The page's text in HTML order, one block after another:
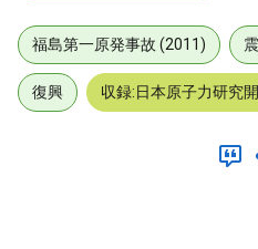
福島第一原発事故 (2011)
復興 収録:日本原子力研究